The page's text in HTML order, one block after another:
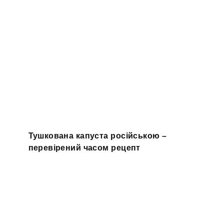
Тушкована капуста російською –
перевірений часом рецепт